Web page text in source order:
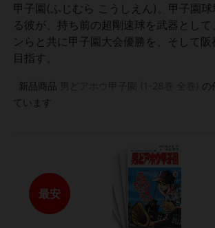
甲子園(ふじむら こうしえん)。甲子園
る彼が、持ち前の超剛速球を武器として
ンらと共に甲子園大会優勝を、そして
目指す。
新品商品
の
ています
最安